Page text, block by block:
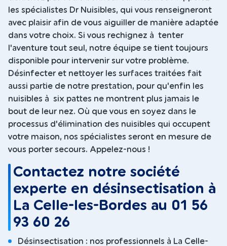
les spécialistes Dr Nuisibles, qui vous renseigneront
avec plaisir afin de vous aiguiller de manière adaptée
dans votre choix. Si vous rechignez à tenter
l'aventure tout seul, notre équipe se tient toujours
disponible pour intervenir sur votre problème.
Désinfecter et nettoyer les surfaces traitées fait
aussi partie de notre prestation, pour qu'enfin les
nuisibles à six pattes ne montrent plus jamais le
bout de leur nez. Où que vous en soyez dans le
processus d'élimination des nuisibles qui occupent
votre maison, nos spécialistes seront en mesure de
vous porter secours. Appelez-nous !
Contactez notre société
experte en désinsectisation à
La Celle-les-Bordes au 01 56
93 60 26
Désinsectisation : nos professionnels à La Celle-